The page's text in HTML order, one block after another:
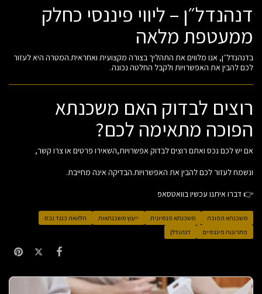
דנהנדל״ן – ליווי פיננסי כחלק
ממעטפת מלאה
בדנהנדל״ן, אנו מלווים את התהליך בצורה מקצועית ואחראית.המטרה היא לעזור
לכם להבין את האפשרויות ולקבל החלטה נכונה.
רוצים לבדוק האם משכנתא
הפוכה מתאימה לכם?
אם יש לכם נכס ואתם רוצים לבדוק אפשרויות,השאירו פרטים או צרו קשר,
ונשמח לעזור לכם להבין את האפשרויות.הבדיקה אינה מחייבת.
👉 דברו איתנו עכשיו בוואטסאפ
משכנתא הפוכה משכנתא פנסיונית ייעוץ משכנתאות
הלוואה כנגד נכס
פתרונות פיננסיים
דנהנדלן